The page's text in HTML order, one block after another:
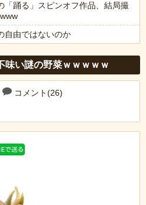
「踊る」スピンオフ作品、結局撮
自由ではないのか
味い謎の野菜ｗｗｗｗｗ
コメント(26)